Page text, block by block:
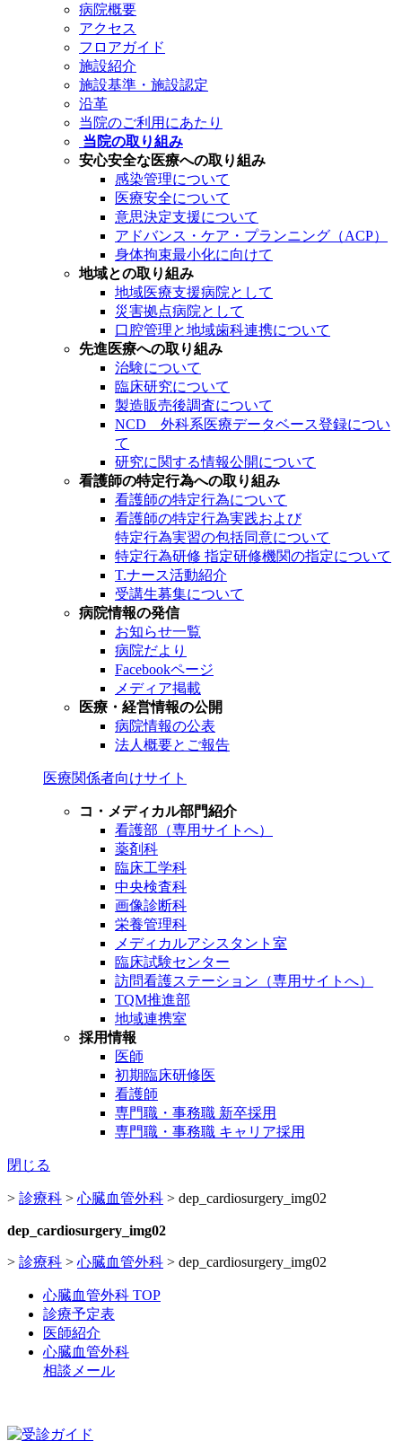
病院概要
アクセス
フロアガイド
施設紹介
施設基準・施設認定
沿革
当院のご利用にあたり
当院の取り組み
安心安全な医療への取り組み
感染管理について
医療安全について
意思決定支援について
アドバンス・ケア・プランニング（ACP）
身体拘束最小化に向けて
地域との取り組み
地域医療支援病院として
災害拠点病院として
口腔管理と地域歯科連携について
先進医療への取り組み
治験について
臨床研究について
製造販売後調査について
NCD 外科系医療データベース登録につい
て
研究に関する情報公開について
看護師の特定行為への取り組み
看護師の特定行為について
看護師の特定行為実践および
特定行為実習の包括同意について
特定行為研修 指定研修機関の指定について
T.ナース活動紹介
受講生募集について
病院情報の発信
お知らせ一覧
病院だより
Facebookページ
メディア掲載
医療・経営情報の公開
病院情報の公表
法人概要とご報告
医療関係者向けサイト
コ・メディカル部門紹介
看護部（専用サイトへ）
薬剤科
臨床工学科
中央検査科
画像診断科
栄養管理科
メディカルアシスタント室
臨床試験センター
訪問看護ステーション（専用サイトへ）
TQM推進部
地域連携室
採用情報
医師
初期臨床研修医
看護師
専門職・事務職 新卒採用
専門職・事務職 キャリア採用
閉じる
> 診療科 > 心臓血管外科 > dep_cardiosurgery_img02
dep_cardiosurgery_img02
> 診療科 > 心臓血管外科 > dep_cardiosurgery_img02
心臓血管外科 TOP
診療予定表
医師紹介
心臓血管外科
相談メール